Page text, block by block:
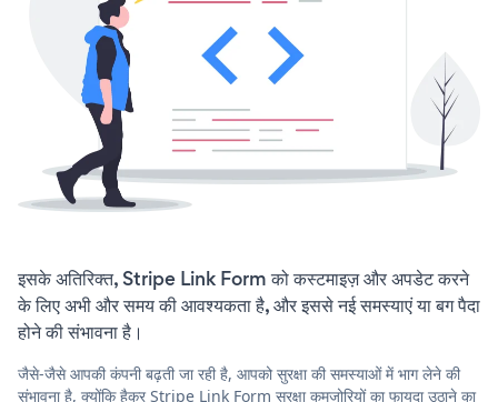
इसके अतिरिक्त, Stripe Link Form को कस्टमाइज़ और अपडेट करने
के लिए अभी और समय की आवश्यकता है, और इससे नई समस्याएं या बग पैदा
होने की संभावना है।
जैसे-जैसे आपकी कंपनी बढ़ती जा रही है, आपको सुरक्षा की समस्याओं में भाग लेने की
संभावना है, क्योंकि हैकर Stripe Link Form सुरक्षा कमजोरियों का फायदा उठाने का